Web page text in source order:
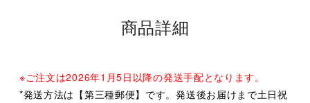
商品詳細
※ご注文は2026年1月5日以降の発送手配となります。
*発送方法は【第三種郵便】です。発送後お届けまで土日祝